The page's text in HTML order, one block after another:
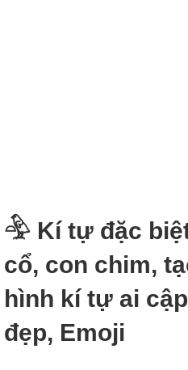
𓅲 Kí tự đặc
cổ, con chim,
hình kí tự ai
đẹp, Emoji